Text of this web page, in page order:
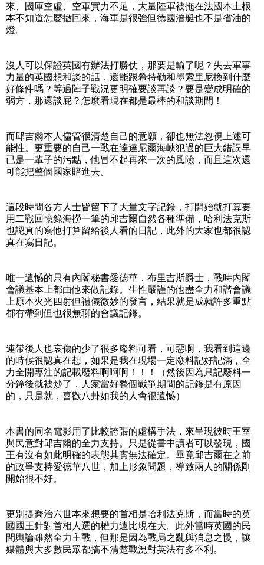
來、國庫空虛、空軍實力不足，大量陸軍被拖在法國本土根
本不知道怎麼撤回來，海軍是很強但德國潛艇也不是省油的
燈。
沒人可以保證英國有辦法打勝仗，那要是輸了呢？失去軍事
力量的英國想和談的話，還能跟希特勒和墨索里尼換到什麼
好條件嗎？等過陣子戰況更明確要談再談？要是變成明確的
弱方，那還談屁？怎麼看現在都是最棒的和談期間！
而邱吉爾本人儘管很清楚自己的意願，卻也無法忽視上述可
能性。更重要的自己一戰在達達尼爾海峽犯過的巨大錯誤早
已是一輩子的污點，他冒不起再來一次的風險，而且這次還
可能把整個國家賠進去。
這段時間各方人士皆留下了大量文字記錄，打開始就打算要
用二戰回憶錄海撈一筆的邱吉爾自然各種準備，哈利法克斯
也認真的寫他打算留給後人看的日記，此外的大家也都很認
真在寫日記。
唯一遺憾的只有內閣秘書愛德華．布里吉斯爵士，戰時內閣
會議基本上都由他來做記錄。生性嚴謹的他盡全力和諧會議
上原本火光四射但禮儀微妙的發言，結果就是成就許多重點
都有帶到但也很無聊的會議記錄。
連帶後人也哀傷的少了很多廢料可看，可惡啊，我看到這邊
的時候很認真在想，如果是我在現場一定廢料記好記滿，全
力全開專注的記載廢料啊啊啊！！！（然後因為只記廢料一
分鐘後就被炒了，人家當好整個戰爭期間的記錄是有原因
的，只是就，喜歡八卦如我的人會很遺憾）
本書的同名電影用了比較誇張的虛構手法，來呈現彼時王室
與民意對邱吉爾的全力支持。只是從書中讀者可以發現，國
王有沒有如此明確的表態其實無法確定。畢竟邱吉爾在之前
的政爭支持愛德華八世，加上形象問題，導致兩人的關係剛
開始很不好。
更別提喬治六世本來想要的首相是哈利法克斯，而當時的英
國國王針對首相人選的權力遠比現在大。此外當時英國的民
間輿論雖然全力主戰，但那是因為戰局之亂與消息之慢，讓
媒體與大多數民眾都搞不清楚戰況對英法有多不利。